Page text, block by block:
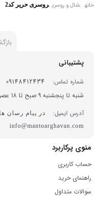
خانه شال و روسری روسری حریر کد2
پشتیبانی
شماره تماس:
09148412434
شنبه تا پنجشنبه 9 صبح تا 18 عصر پاسخگوی شما هستیم
آدرس ایمیل:
info@mantoarghavan.com
منوی پرکاربرد
حساب کاربری
راهنمای خرید
سوالات متداول